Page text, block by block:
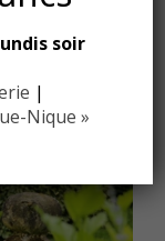
soir
|
Nique »